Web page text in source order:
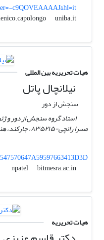
c9QOVEAAAAJ&hl=it
domenico.capolongo
uniba.it
هیات تحریریه بین المللی
نیلانچال پاتل
سنجش از دور
استاد گروه سنجش از دور و
مسرا رانچی-۸۳۵۲۱۵، جارکند، هند
npatel
bitmesra.ac.in
هیات تحریریه